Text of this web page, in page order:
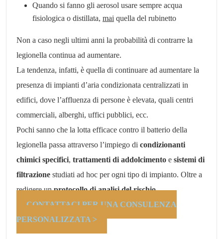
Quando si fanno gli aerosol usare sempre acqua
fisiologica o distillata, mai quella del rubinetto
Non a caso negli ultimi anni la probabilità di contrarre la
legionella continua ad aumentare.
La tendenza, infatti, è quella di continuare ad aumentare la
presenza di impianti d’aria condizionata centralizzati in
edifici, dove l’affluenza di persone è elevata, quali centri
commerciali, alberghi, uffici pubblici, ecc.
Pochi sanno che la lotta efficace contro il batterio della
legionella passa attraverso l’impiego di condizionanti
chimici specifici, trattamenti di addolcimento e sistemi di
filtrazione studiati ad hoc per ogni tipo di impianto. Oltre a
redigere unprotocollo di analisi del rischio.
CONTATTACI PER UNA CONSULENZA
PERSONALIZZATA >